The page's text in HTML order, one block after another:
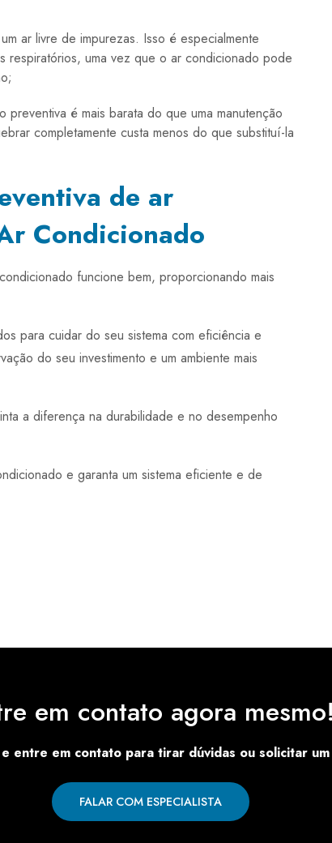
ar livre de impurezas. Isso é especialmente
respiratórios, uma vez que o ar condicionado pode
preventiva é mais barata do que uma manutenção
completamente custa menos do que substituí-la
de ar
Condicionado
funcione bem, proporcionando mais
para cuidar do seu sistema com eficiência e
do seu investimento e um ambiente mais
a diferença na durabilidade e no desempenho
e garanta um sistema eficiente e de
em contato agora
entre em contato para tirar dúvidas ou solicitar
FALAR COM ESPECIALISTA